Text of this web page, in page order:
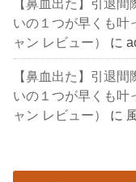
【鼻血出た】引退
いの１つが早くも叶
ャン レビュー）
に
【鼻血出た】引退
いの１つが早くも叶
ャン レビュー）
に